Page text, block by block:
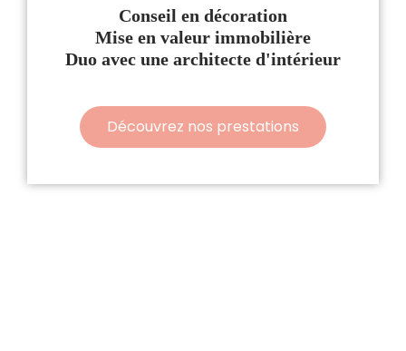
Conseil en décoration
Mise en valeur immobilière
Duo avec une architecte d'intérieur
Découvrez nos prestations